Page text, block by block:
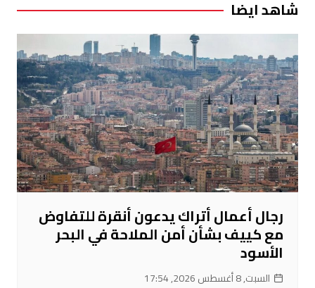
شاهد ايضا
رجال أعمال أتراك يدعون أنقرة للتفاوض
مع كييف بشأن أمن الملاحة في البحر
الأسود
السبت, 8 أغسطس 2026, 17:54